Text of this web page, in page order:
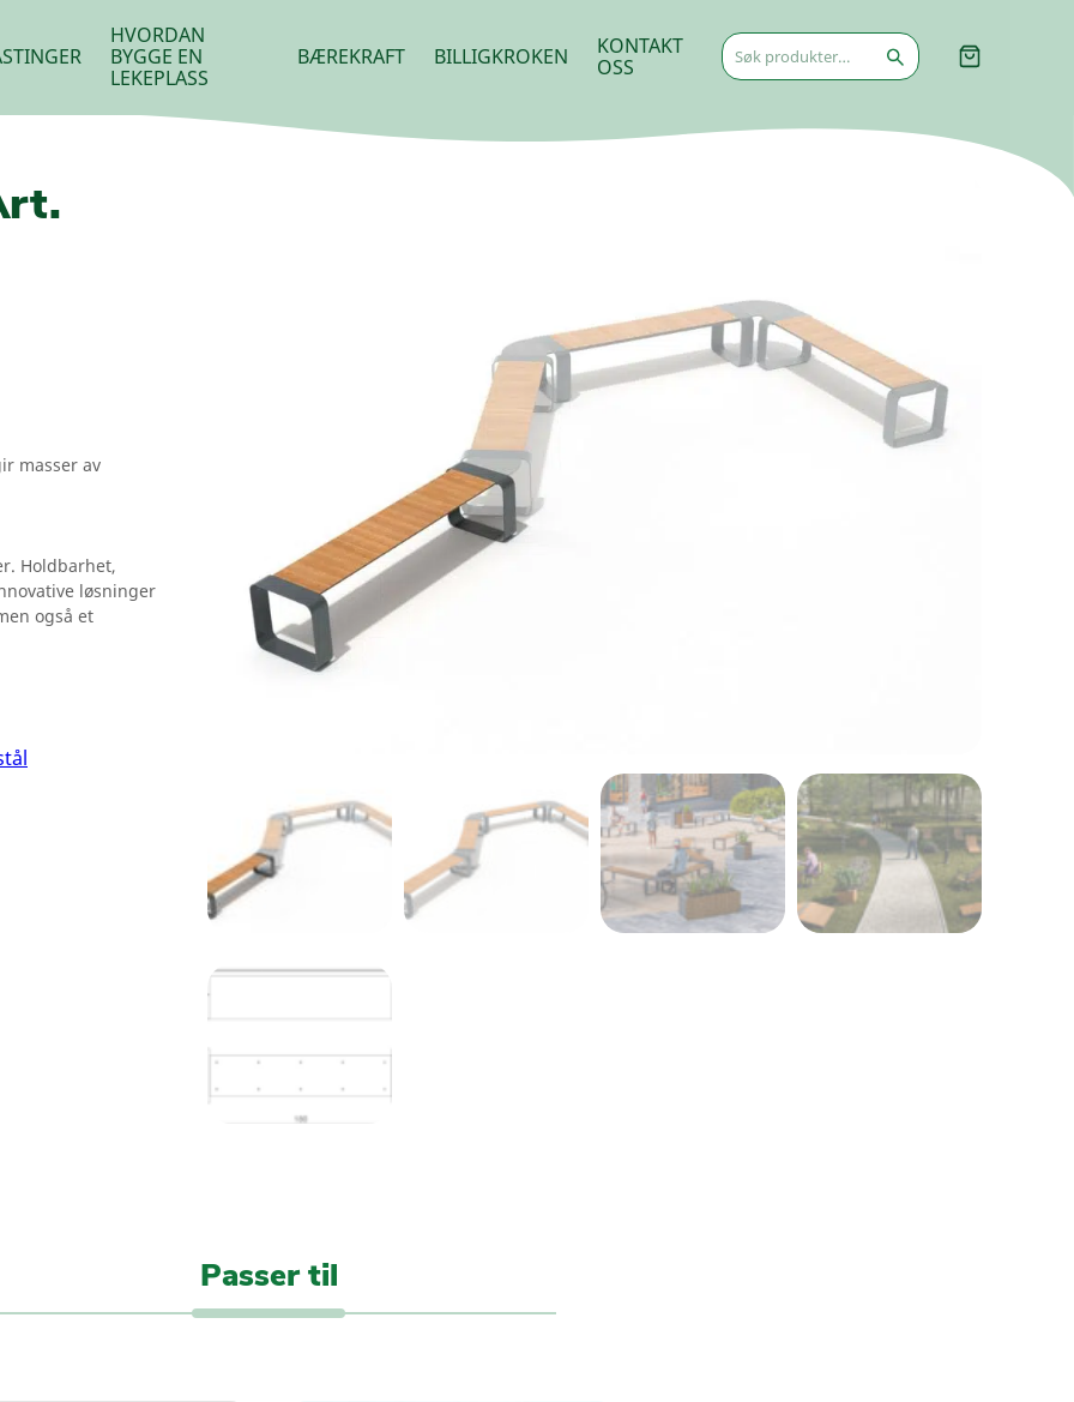
HVORDAN
BYGGE EN
LEKEPLASS
BÆREKRAFT BILLIGKROKEN
KONTAKT
OSS
Søk
etter:
masser av
Holdbarhet,
løsninger
også et
Passer til